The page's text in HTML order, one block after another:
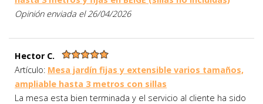
Opinión enviada el 26/04/2026
Hector C.
Artículo: Mesa jardín fijas y extensible varios tamaños,
ampliable hasta 3 metros con sillas
La mesa esta bien terminada y el servicio al cliente ha sido